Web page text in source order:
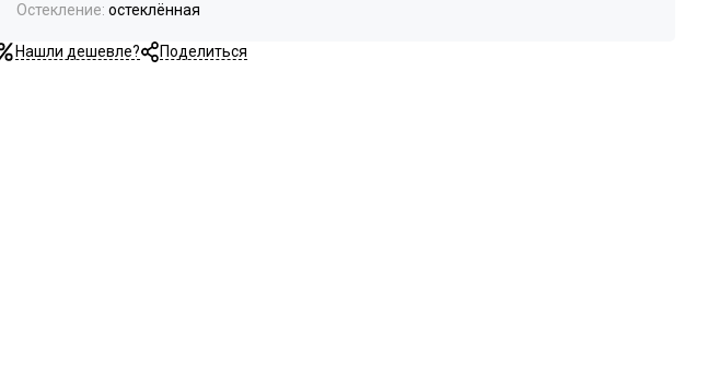
Остекление: остеклённая
Нашли дешевле? Поделиться